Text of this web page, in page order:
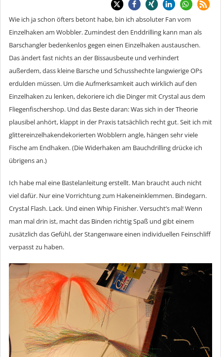
Wie ich ja schon öfters betont habe, bin ich absoluter Fan vom
Einzelhaken am Wobbler. Zumindest den Enddrilling kann man als
Barschangler bedenkenlos gegen einen Einzelhaken austauschen.
Das ändert fast nichts an der Bissausbeute und verhindert
außerdem, dass kleine Barsche und Schusshechte langwierige OPs
erdulden müssen. Um die Aufmerksamkeit auch wirklich auf den
Einzelhaken zu lenken, dekoriere ich die Dinger mit Crystal aus dem
Fliegenfischershop. Und das Beste daran: Was sich in der Theorie
plausibel anhört, klappt in der Praxis tatsächlich recht gut. Seit ich mit
glittereinzelhakendekorierten Wobblern angle, hängen sehr viele
Fische am Endhaken. (Die Widerhaken am Bauchdrilling drücke ich
übrigens an.)
Ich habe mal eine Bastelanleitung erstellt. Man braucht auch nicht
viel dafür. Nur eine Vorrichtung zum Hakeneinklemmen. Bindegarn.
Crystal Flash. Lack. Und einen Whip Finisher. Versucht’s mal! Wenn
man mal drin ist, macht das Binden richtig Spaß und gibt einem
zusätzlich das Gefühl, der Stangenware einen individuellen Feinschliff
verpasst zu haben.